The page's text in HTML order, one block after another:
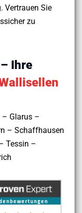
Vertrauen Sie
zu
Ihre
– Glarus –
– Schaffhausen
Tessin –